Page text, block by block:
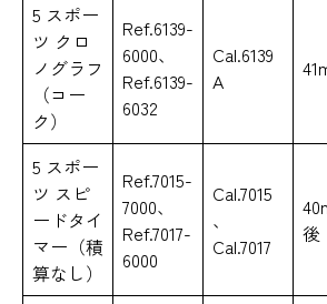
5 スポー
ツ クロ
ノグラフ
（コー
ク）
Ref.6139-
6000、
Ref.6139-
6032
Cal.6139
A
5 スポー
ツ スピ
ードタイ
マー（積
算なし）
Ref.7015-
7000、
Ref.7017-
6000
Cal.7015
、
Cal.7017
後